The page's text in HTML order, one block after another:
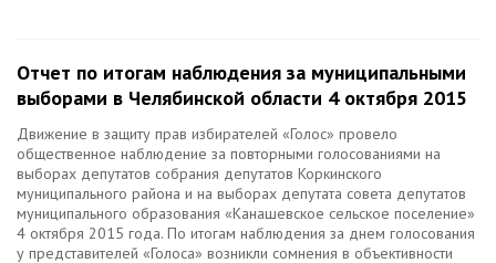
Отчет по итогам наблюдения за муниципальными
выборами в Челябинской области 4 октября 2015
Движение в защиту прав избирателей «Голос» провело
общественное наблюдение за повторными голосованиями на
выборах депутатов собрания депутатов Коркинского
муниципального района и на выборах депутата совета депутатов
муниципального образования «Канашевское сельское поселение»
4 октября 2015 года. По итогам наблюдения за днем голосования
у представителей «Голоса» возникли сомнения в объективности